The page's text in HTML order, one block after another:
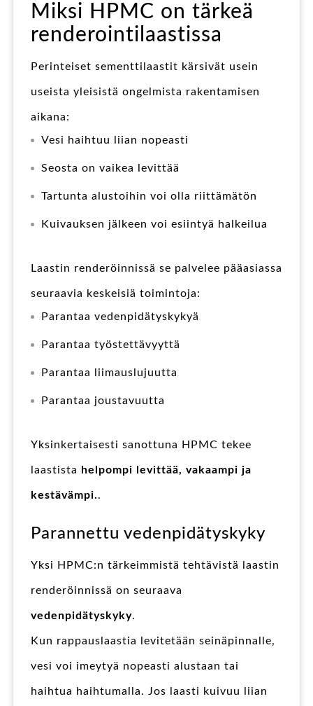
Miksi HPMC on tärkeä
renderointilaastissa
Perinteiset sementtilaastit kärsivät usein
useista yleisistä ongelmista rakentamisen
aikana:
Vesi haihtuu liian nopeasti
Seosta on vaikea levittää
Tartunta alustoihin voi olla riittämätön
Kuivauksen jälkeen voi esiintyä halkeilua
Laastin renderöinnissä se palvelee pääasiassa
seuraavia keskeisiä toimintoja:
Parantaa vedenpidätyskykyä
Parantaa työstettävyyttä
Parantaa liimauslujuutta
Parantaa joustavuutta
Yksinkertaisesti sanottuna HPMC tekee
laastista helpompi levittää, vakaampi ja
kestävämpi..
Parannettu vedenpidätyskyky
Yksi HPMC:n tärkeimmistä tehtävistä laastin
renderöinnissä on seuraava
vedenpidätyskyky.
Kun rappauslaastia levitetään seinäpinnalle,
vesi voi imeytyä nopeasti alustaan tai
haihtua haihtumalla. Jos laasti kuivuu liian